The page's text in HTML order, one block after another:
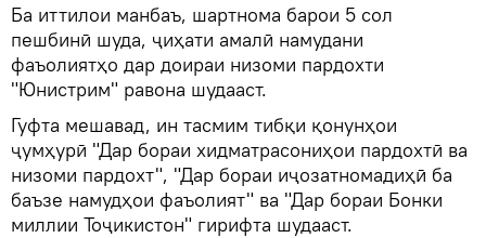
Ба иттилои манбаъ, шартнома барои 5 сол
пешбинӣ шуда, ҷиҳати амалӣ намудани
фаъолиятҳо дар доираи низоми пардохти
"Юнистрим" равона шудааст.
Гуфта мешавад, ин тасмим тибқи қонунҳои
ҷумҳурӣ "Дар бораи хидматрасониҳои пардохтӣ ва
низоми пардохт", "Дар бораи иҷозатномадиҳӣ ба
баъзе намудҳои фаъолият" ва "Дар бораи Бонки
миллии Тоҷикистон" гирифта шудааст.